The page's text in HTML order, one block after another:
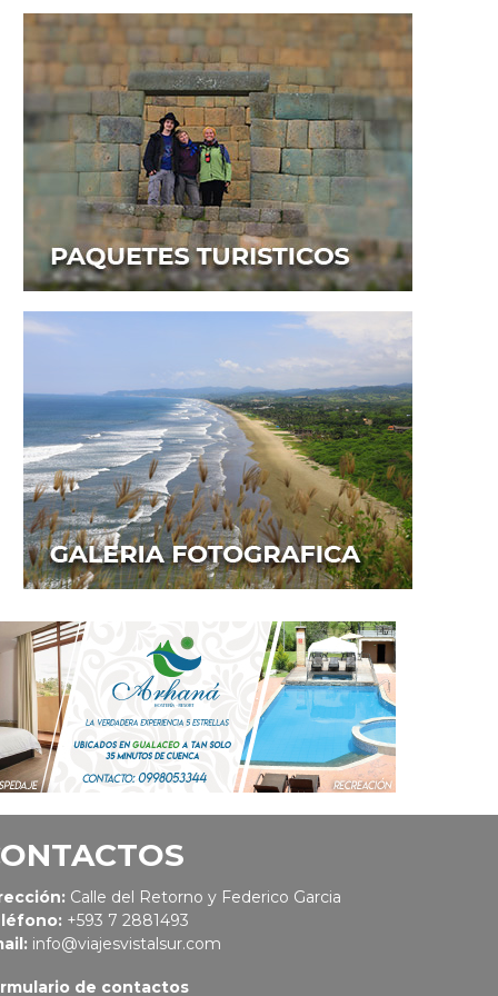
Calle del Retorno y Federico Garcia
+593 7 2881493
info@viajesvistalsur.com
de contactos